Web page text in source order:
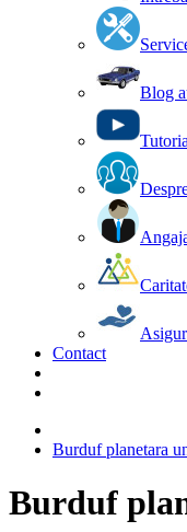
Blog
Contact
Burduf planetara
Burduf